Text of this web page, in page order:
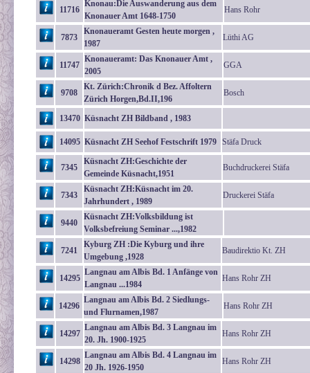
11716
Knonau:Die Auswanderung aus dem
Knonauer Amt 1648-1750
Hans Rohr
7873
Knonaueramt Gesten heute morgen ,
1987
Lüthi AG
11747
Knonaueramt: Das Knonauer Amt ,
2005
GGA
9708
Kt. Zürich:Chronik d Bez. Affoltern
Zürich Horgen,Bd.II,196
Bosch
13470 Küsnacht ZH Bildband , 1983
14095 Küsnacht ZH Seehof Festschrift 1979 Stäfa Druck
7345
Küsnacht ZH:Geschichte der
Gemeinde Küsnacht,1951
Buchdruckerei Stäfa
7343
Küsnacht ZH:Küsnacht im 20.
Jahrhundert , 1989
Druckerei Stäfa
9440
Küsnacht ZH:Volksbildung ist
Volksbefreiung Seminar ...,1982
7241
Kyburg ZH :Die Kyburg und ihre
Umgebung ,1928
Baudirektio Kt. ZH
14295
Langnau am Albis Bd. 1 Anfänge von
Langnau ...1984
Hans Rohr ZH
14296
Langnau am Albis Bd. 2 Siedlungs-
und Flurnamen,1987
Hans Rohr ZH
14297
Langnau am Albis Bd. 3 Langnau im
20. Jh. 1900-1925
Hans Rohr ZH
14298
Langnau am Albis Bd. 4 Langnau im
20 Jh. 1926-1950
Hans Rohr ZH